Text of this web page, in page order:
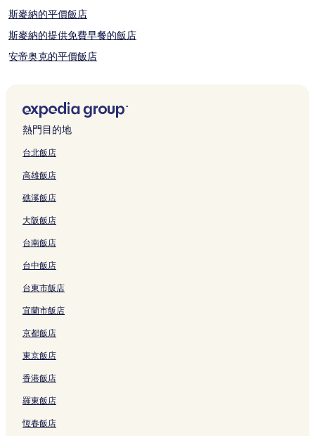
斯麥納的平價飯店
斯麥納的提供免費早餐的飯店
安帝奥克的平價飯店
麥迪遜的設有廚房的飯店
曼徹斯特的商務飯店
納許維爾的Spa 飯店
納許維爾的提供免費早餐的飯店
納許維爾的寵物友善飯店
納許維爾的設有廚房的飯店
納許維爾的平價飯店
古德雷特維爾的性別友善飯店
古德雷特維爾的提供免費早餐的飯店
莫夫里斯波洛的親子飯店
莫夫里斯波洛的寵物友善飯店
特區的親子飯店
熱門目的地
台北飯店
高雄飯店
礁溪飯店
大阪飯店
台南飯店
台中飯店
台東市飯店
宜蘭市飯店
京都飯店
東京飯店
香港飯店
羅東飯店
恆春飯店